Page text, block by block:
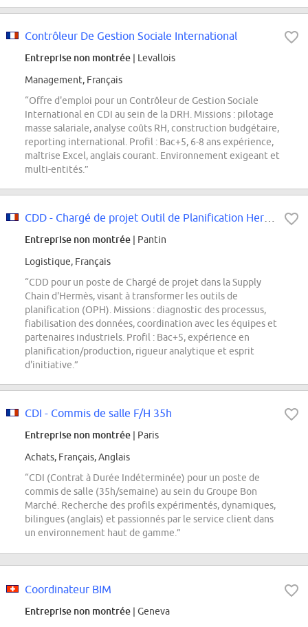
Contrôleur De Gestion Sociale International
Entreprise non montrée | Levallois
Management, Français
“Offre d'emploi pour un Contrôleur de Gestion Sociale
International en CDI au sein de la DRH. Missions : pilotage
masse salariale, analyse coûts RH, construction budgétaire,
reporting international. Profil : Bac+5, 6-8 ans expérience,
maîtrise Excel, anglais courant. Environnement exigeant et
multi-entités.”
Entreprise non montrée | Pantin
Logistique, Français
“CDD pour un poste de Chargé de projet dans la Supply
Chain d'Hermès, visant à transformer les outils de
planification (OPH). Missions : diagnostic des processus,
fiabilisation des données, coordination avec les équipes et
partenaires industriels. Profil : Bac+5, expérience en
planification/production, rigueur analytique et esprit
d'initiative.”
CDI - Commis de salle F/H 35h
Entreprise non montrée | Paris
Achats, Français, Anglais
“CDI (Contrat à Durée Indéterminée) pour un poste de
commis de salle (35h/semaine) au sein du Groupe Bon
Marché. Recherche des profils expérimentés, dynamiques,
bilingues (anglais) et passionnés par le service client dans
un environnement haut de gamme.”
Coordinateur BIM
Entreprise non montrée | Geneva